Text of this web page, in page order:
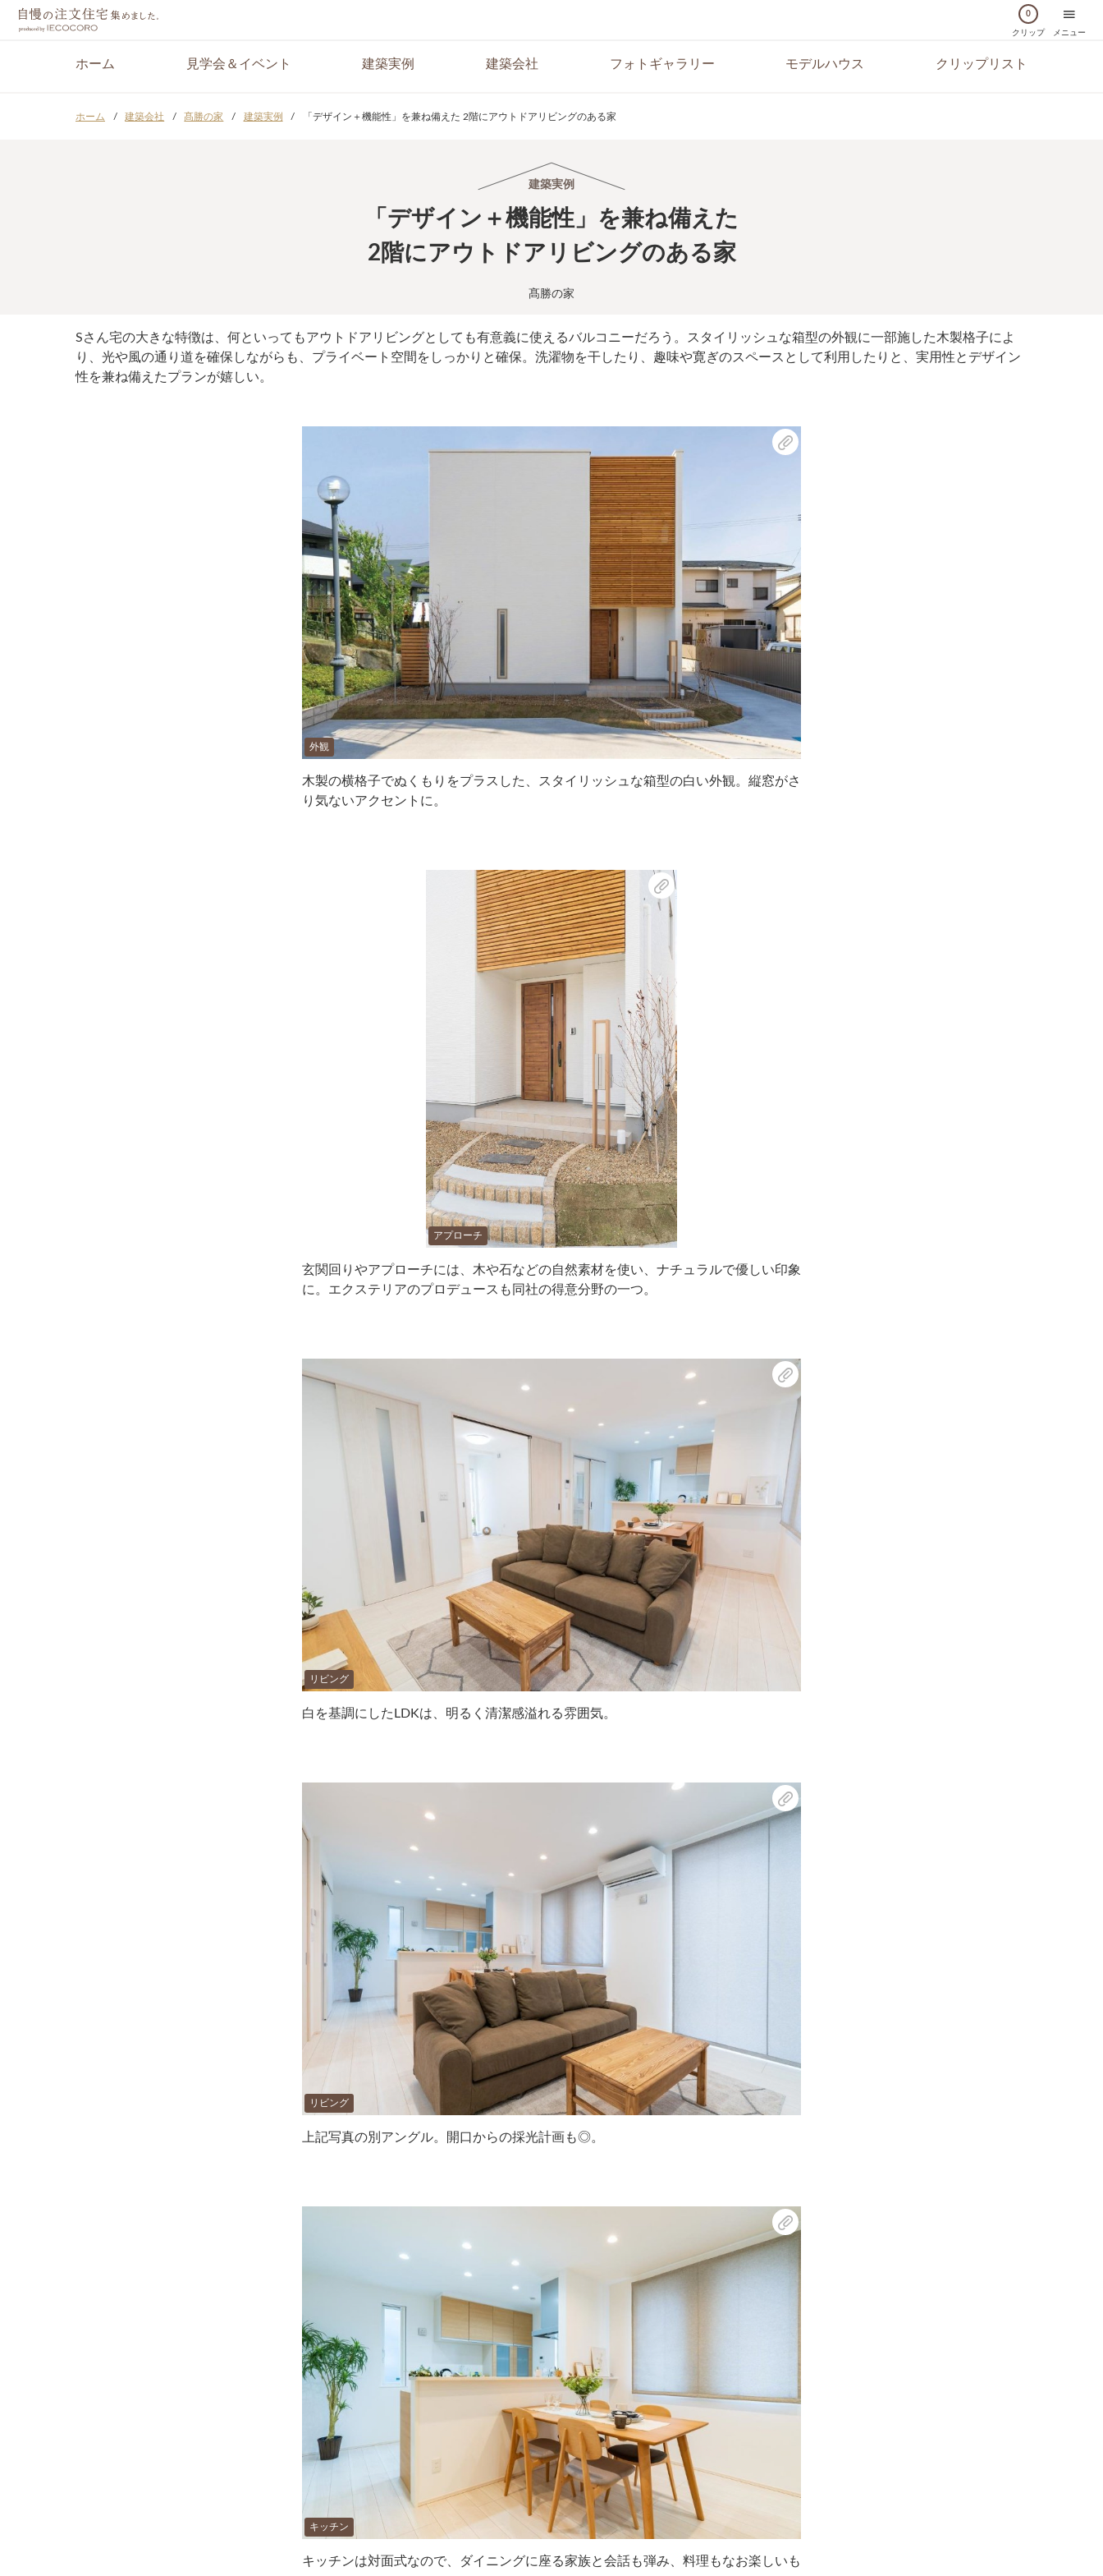
0
クリップ メニュー
ホーム 見学会＆イベント 建築実例 建築会社 フォトギャラリー モデルハウス クリップリスト
ホーム 建築会社 髙勝の家 建築実例 「デザイン＋機能性」を兼ね備えた 2階にアウトドアリビングのある家
建築実例
「デザイン＋機能性」を兼ね備えた
2階にアウトドアリビングのある家
髙勝の家
Sさん宅の大きな特徴は、何といってもアウトドアリビングとしても有意義に使えるバルコニーだろう。スタイリッシュな箱型の外観に一部施した木製格子によ
り、光や風の通り道を確保しながらも、プライベート空間をしっかりと確保。洗濯物を干したり、趣味や寛ぎのスペースとして利用したりと、実用性とデザイン
性を兼ね備えたプランが嬉しい。
外観
木製の横格子でぬくもりをプラスした、スタイリッシュな箱型の白い外観。縦窓がさ
り気ないアクセントに。
アプローチ
玄関回りやアプローチには、木や石などの自然素材を使い、ナチュラルで優しい印象
に。エクステリアのプロデュースも同社の得意分野の一つ。
リビング
白を基調にしたLDKは、明るく清潔感溢れる雰囲気。
リビング
上記写真の別アングル。開口からの採光計画も◎。
キッチン
キッチンは対面式なので、ダイニングに座る家族と会話も弾み、料理もなお楽しいも